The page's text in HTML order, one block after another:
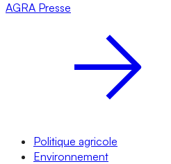
AGRA Presse
Politique agricole
Environnement